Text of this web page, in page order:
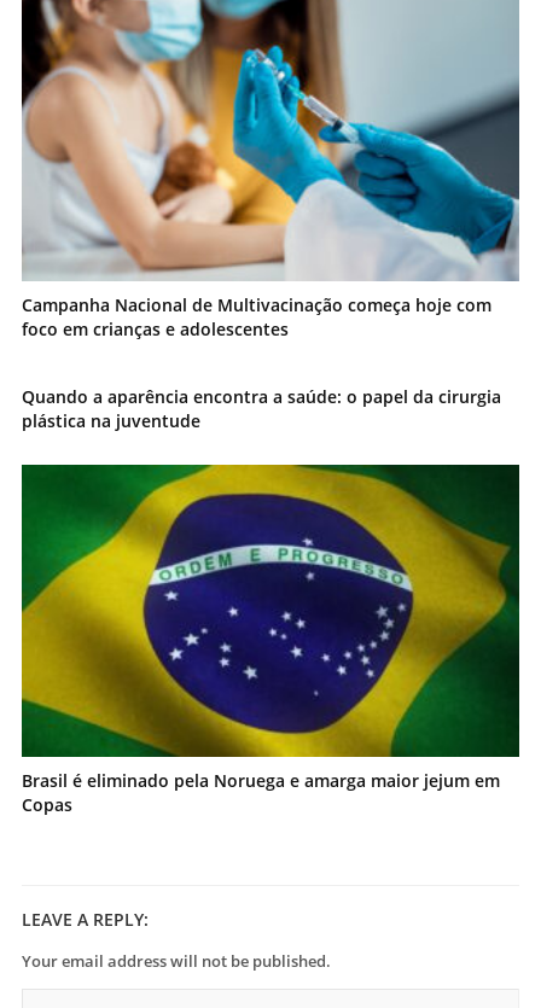
Campanha Nacional de Multivacinação começa hoje com
foco em crianças e adolescentes
Quando a aparência encontra a saúde: o papel da cirurgia
plástica na juventude
Brasil é eliminado pela Noruega e amarga maior jejum em
Copas
LEAVE A REPLY:
Your email address will not be published.